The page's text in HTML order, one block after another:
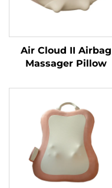
Air Cloud II Airbag
Massager Pillow